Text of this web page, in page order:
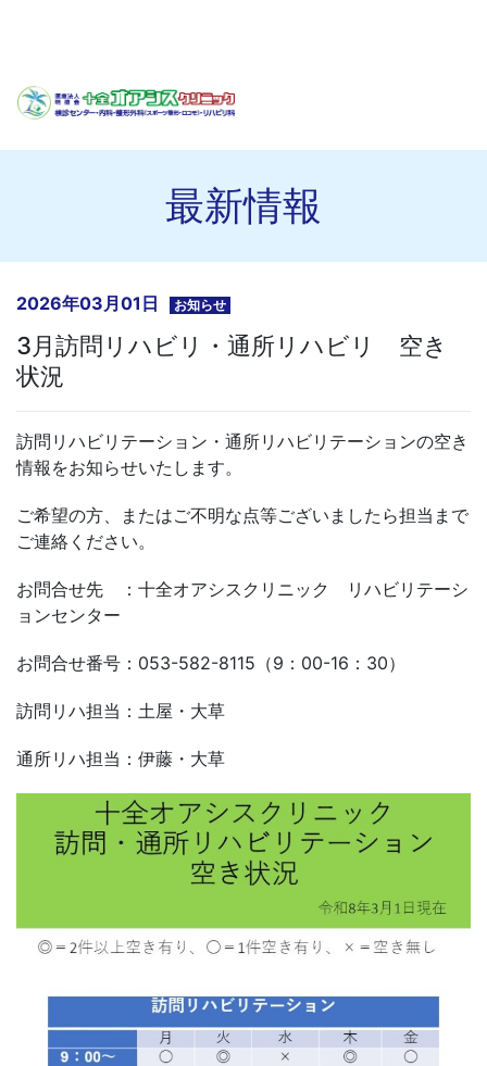
最新情報
2026年03月01日 お知らせ
3月訪問リハビリ・通所リハビリ 空き
状況
訪問リハビリテーション・通所リハビリテーションの空き
情報をお知らせいたします。
ご希望の方、またはご不明な点等ございましたら担当まで
ご連絡ください。
お問合せ先 ：十全オアシスクリニック リハビリテーシ
ョンセンター
お問合せ番号：053-582-8115（9：00-16：30）
訪問リハ担当：土屋・大草
通所リハ担当：伊藤・大草